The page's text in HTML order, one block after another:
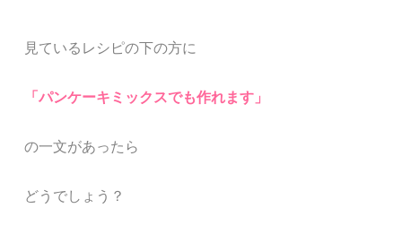
見ているレシピの下の方に
「パンケーキミックスでも作れます」
の一文があったら
どうでしょう？